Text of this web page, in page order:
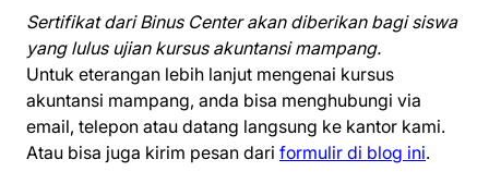
Sertifikat dari Binus Center akan diberikan bagi siswa
yang lulus ujian kursus akuntansi mampang.
Untuk eterangan lebih lanjut mengenai kursus
akuntansi mampang, anda bisa menghubungi via
email, telepon atau datang langsung ke kantor kami.
Atau bisa juga kirim pesan dari formulir di blog ini.